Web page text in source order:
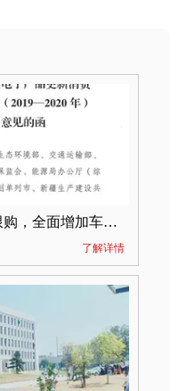
重磅！发改委拟放开汽车限购，全面增加车牌指标
了解详情